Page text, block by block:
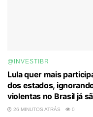
@INVESTIBR
Lula quer mais
dos estados,
violentas no Brasil já
26 MINUTOS ATRÁS 0